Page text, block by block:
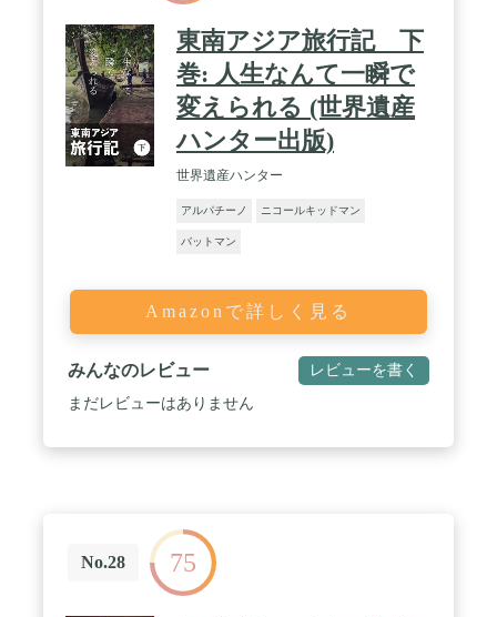
東南アジア旅行記 下
巻: 人生なんて一瞬で
変えられる (世界遺産
ハンター出版)
世界遺産ハンター
アルパチーノ ニコールキッドマン
バットマン
Amazonで詳しく見る
みんなのレビュー レビューを書く
まだレビューはありません
No.28 75